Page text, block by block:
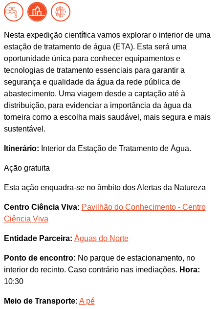
Nesta expedição científica vamos explorar o interior de uma
estação de tratamento de água (ETA). Esta será uma
oportunidade única para conhecer equipamentos e
tecnologias de tratamento essenciais para garantir a
segurança e qualidade da água da rede pública de
abastecimento. Uma viagem desde a captação até à
distribuição, para evidenciar a importância da água da
torneira como a escolha mais saudável, mais segura e mais
sustentável.
Itinerário: Interior da Estação de Tratamento de Água.
Ação gratuita
Esta ação enquadra-se no âmbito dos Alertas da Natureza
Centro Ciência Viva: Pavilhão do Conhecimento - Centro
Ciência Viva
Entidade Parceira: Águas do Norte
Ponto de encontro: No parque de estacionamento, no
interior do recinto. Caso contrário nas imediações. Hora:
10:30
Meio de Transporte: A pé